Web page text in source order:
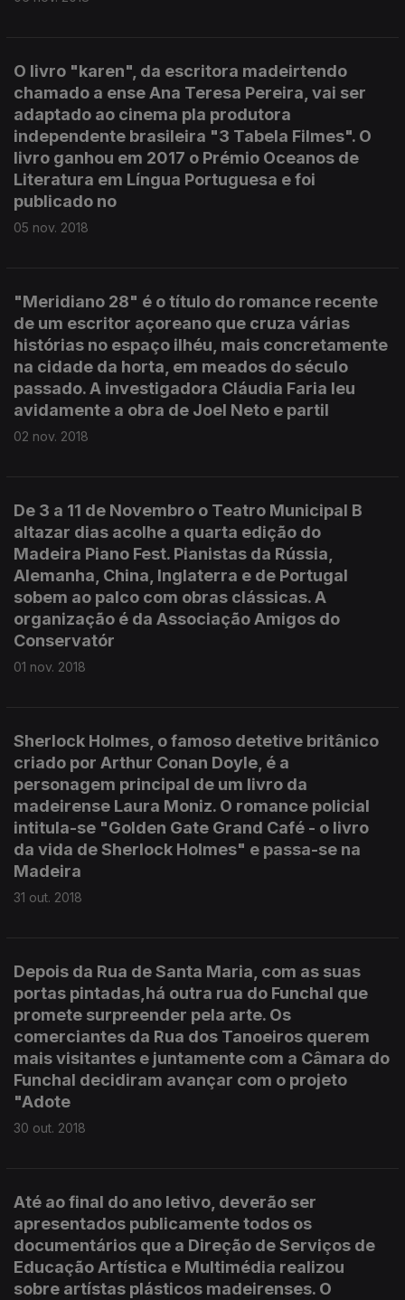
O livro "karen", da escritora madeirtendo
chamado a ense Ana Teresa Pereira, vai ser
adaptado ao cinema pla produtora
independente brasileira "3 Tabela Filmes". O
livro ganhou em 2017 o Prémio Oceanos de
Literatura em Língua Portuguesa e foi
publicado no
05 nov. 2018
"Meridiano 28" é o título do romance recente
de um escritor açoreano que cruza várias
histórias no espaço ilhéu, mais concretamente
na cidade da horta, em meados do século
passado. A investigadora Cláudia Faria leu
avidamente a obra de Joel Neto e partil
02 nov. 2018
De 3 a 11 de Novembro o Teatro Municipal B
altazar dias acolhe a quarta edição do
Madeira Piano Fest. Pianistas da Rússia,
Alemanha, China, Inglaterra e de Portugal
sobem ao palco com obras clássicas. A
organização é da Associação Amigos do
Conservatór
01 nov. 2018
Sherlock Holmes, o famoso detetive britânico
criado por Arthur Conan Doyle, é a
personagem principal de um livro da
madeirense Laura Moniz. O romance policial
intitula-se "Golden Gate Grand Café - o livro
da vida de Sherlock Holmes" e passa-se na
Madeira
31 out. 2018
Depois da Rua de Santa Maria, com as suas
portas pintadas,há outra rua do Funchal que
promete surpreender pela arte. Os
comerciantes da Rua dos Tanoeiros querem
mais visitantes e juntamente com a Câmara do
Funchal decidiram avançar com o projeto
"Adote
30 out. 2018
Até ao final do ano letivo, deverão ser
apresentados publicamente todos os
documentários que a Direção de Serviços de
Educação Artística e Multimédia realizou
sobre artístas plásticos madeirenses. O